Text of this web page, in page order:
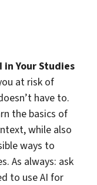
in Your Studies
at risk of
have to.
the basics of
while also
ways to
As always: ask
to use AI for